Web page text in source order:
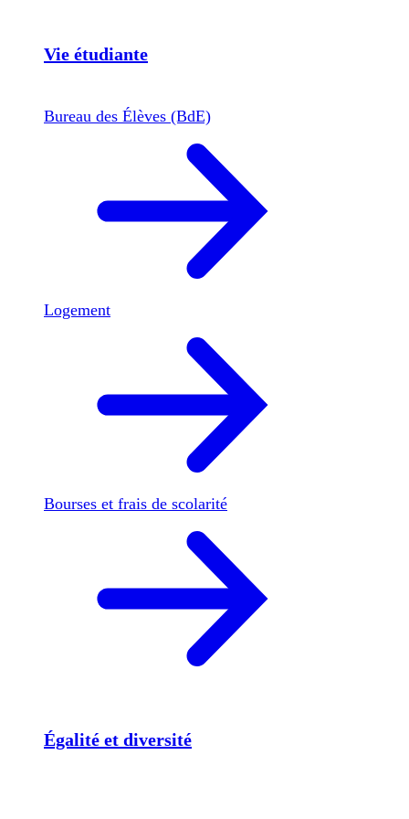
Vie étudiante
Bureau des Élèves (BdE)
Logement
Bourses et frais de scolarité
Égalité et diversité